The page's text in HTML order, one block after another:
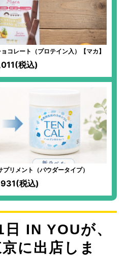
コレート（プロテイン入）【マカ】
税込)
リメント（パウダータイプ）
税込)
IN YOUが、
に出店しま